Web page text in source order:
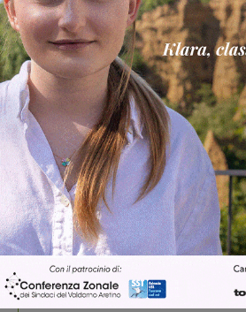
In Vetrina
In vetrina 6 Agosto 2026
Gita di famiglia a Firenze: 5
divertire i tuoi figli